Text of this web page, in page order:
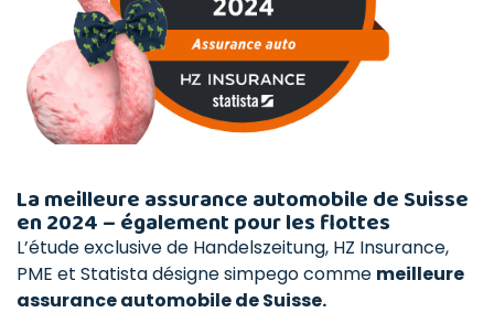
La meilleure assurance automobile de Suisse
en 2024 – également pour les flottes
L’étude exclusive de Handelszeitung, HZ Insurance,
PME et Statista désigne simpego comme meilleure
assurance automobile de Suisse.